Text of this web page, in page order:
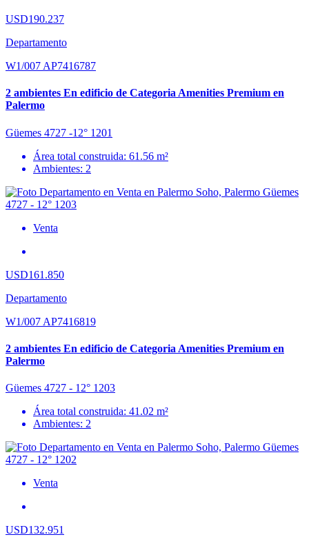
USD190.237
Departamento
W1/007 AP7416787
2 ambientes En edificio de Categoria Amenities Premium en
Palermo
Güemes 4727 -12° 1201
Área total construida: 61.56 m²
Ambientes: 2
Venta
USD161.850
Departamento
W1/007 AP7416819
2 ambientes En edificio de Categoria Amenities Premium en
Palermo
Güemes 4727 - 12° 1203
Área total construida: 41.02 m²
Ambientes: 2
Venta
USD132.951